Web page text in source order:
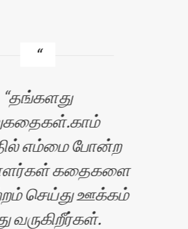
தங்களது
எம்மை போன்ற
கதைகளை
செய்து ஊக்கம்
வருகிறீர்கள்.